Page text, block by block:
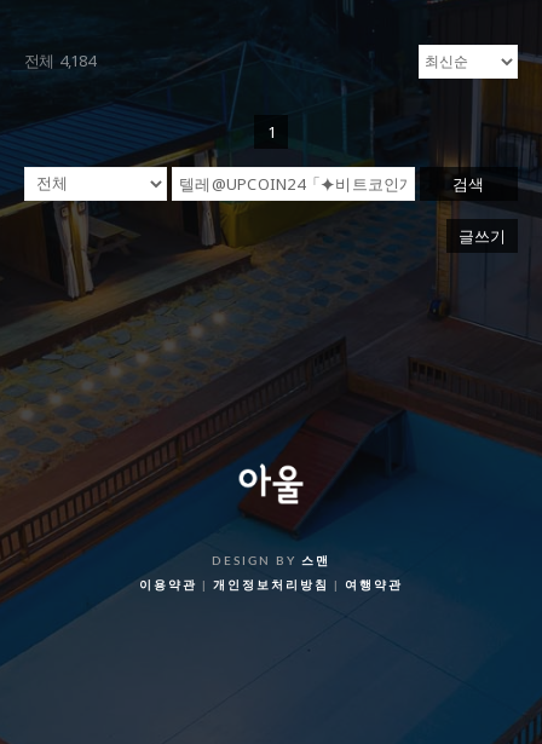
전체 4,184
1
검색
글쓰기
DESIGN BY 스맨
이용약관
개인정보처리방침 여행약관